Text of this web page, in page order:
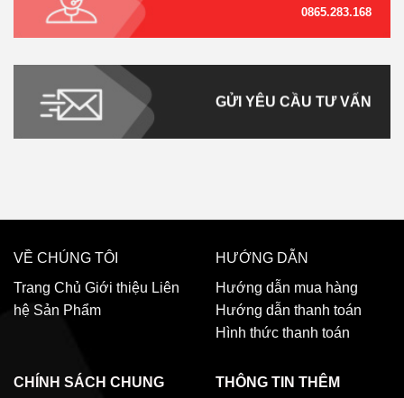
0865.283.168
GỬI YÊU CẦU TƯ VẤN
VỀ CHÚNG TÔI
Trang Chủ Giới thiệu Liên
hệ Sản Phẩm
HƯỚNG DẪN
Hướng dẫn mua hàng
Hướng dẫn thanh toán
Hình thức thanh toán
CHÍNH SÁCH CHUNG
THÔNG TIN THÊM